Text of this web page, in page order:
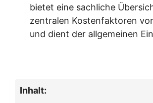
bietet eine sachliche
zentralen Kostenfaktoren
und dient der allgemeinen
Inhalt: